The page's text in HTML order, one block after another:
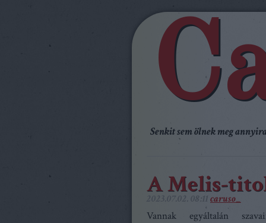
Senkit sem ölnek meg
A Melis-
caruso_
Vannak egyáltalán